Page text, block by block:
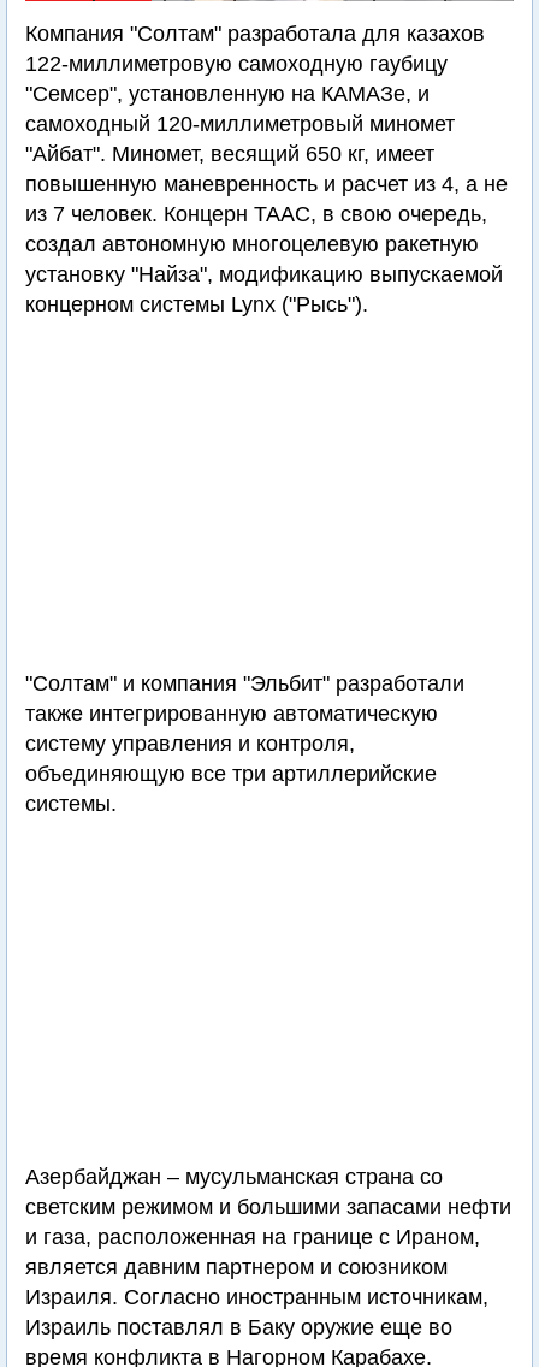
Компания "Солтам" разработала для казахов
122-миллиметровую самоходную гаубицу
"Семсер", установленную на КАМАЗе, и
самоходный 120-миллиметровый миномет
"Айбат". Миномет, весящий 650 кг, имеет
повышенную маневренность и расчет из 4, а не
из 7 человек. Концерн ТААС, в свою очередь,
создал автономную многоцелевую ракетную
установку "Найза", модификацию выпускаемой
концерном системы Lynx ("Рысь").
"Солтам" и компания "Эльбит" разработали
также интегрированную автоматическую
систему управления и контроля,
объединяющую все три артиллерийские
системы.
Азербайджан – мусульманская страна со
светским режимом и большими запасами нефти
и газа, расположенная на границе с Ираном,
является давним партнером и союзником
Израиля. Согласно иностранным источникам,
Израиль поставлял в Баку оружие еще во
время конфликта в Нагорном Карабахе.